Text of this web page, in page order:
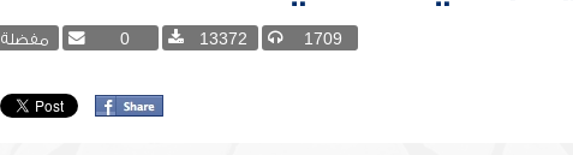
1709
13372
0 مفضلة